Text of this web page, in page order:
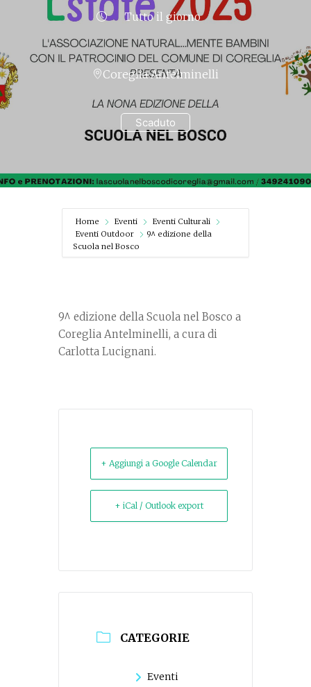
Scaduto
Tutto il giorno
Coreglia Antelminelli
Home Eventi
Eventi Culturali
Eventi Outdoor
9^ edizione della
Scuola nel Bosco
9^ edizione della Scuola nel Bosco a
Coreglia Antelminelli, a cura di
Carlotta Lucignani.
+ Aggiungi a Google Calendar
+ iCal / Outlook export
CATEGORIE
Eventi